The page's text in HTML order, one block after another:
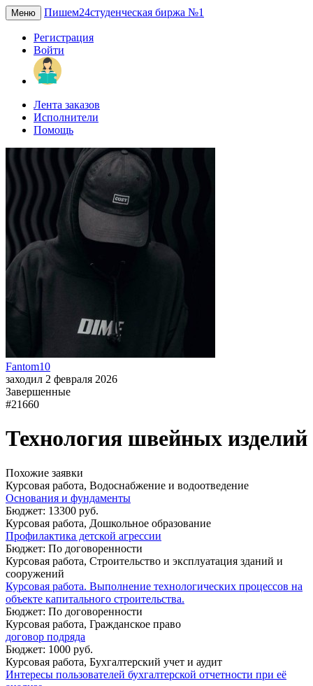
Меню Пишем24студенческая биржа №1
Регистрация
Войти
Лента заказов
Исполнители
Помощь
Fantom10
заходил 2 февраля 2026
Завершенные
#21660
Технология швейных изделий
Похожие заявки
Курсовая работа, Водоснабжение и водоотведение
Основания и фундаменты
Бюджет: 13300 руб.
Курсовая работа, Дошкольное образование
Профилактика детской агрессии
Бюджет: По договоренности
Курсовая работа, Строительство и эксплуатация зданий и
сооружений
Курсовая работа. Выполнение технологических процессов на
объекте капитального строительства.
Бюджет: По договоренности
Курсовая работа, Гражданское право
договор подряда
Бюджет: 1000 руб.
Курсовая работа, Бухгалтерский учет и аудит
Интересы пользователей бухгалтерской отчетности при её